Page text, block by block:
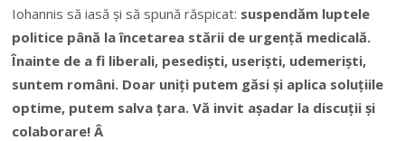
Iohannis să iasă și să spună răspicat: suspendăm luptele
politice până la încetarea stării de urgență medicală.
Înainte de a fi liberali, pesediști, useriști, udemeriști,
suntem români. Doar uniți putem găsi și aplica soluțiile
optime, putem salva țara. Vă invit așadar la discuții și
colaborare! Â